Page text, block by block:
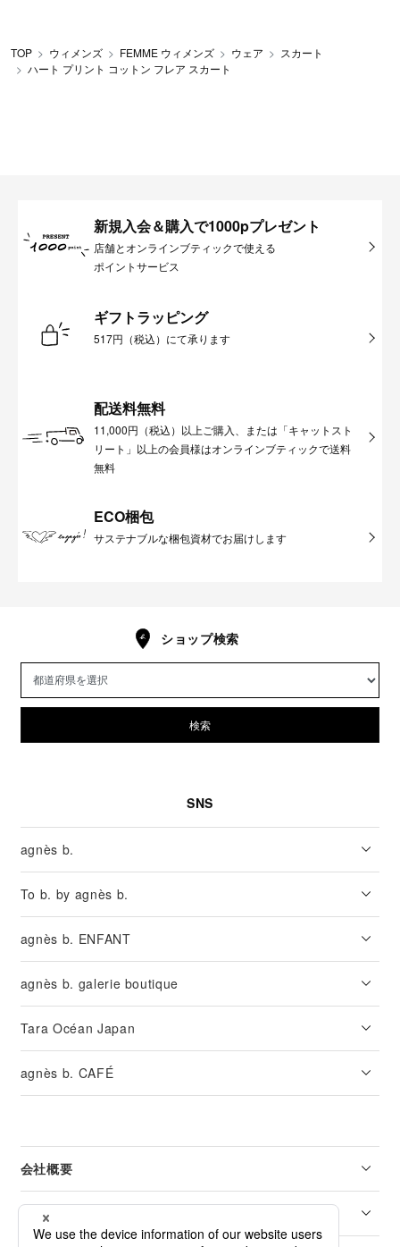
TOP ウィメンズ FEMME ウィメンズ ウェア
スカート
ハート プリント コットン フレア スカート
新規入会＆購入で1000pプレゼント
店舗とオンラインブティックで使える
ポイントサービス
ギフトラッピング
517円（税込）にて承ります
配送料無料
11,000円（税込）以上ご購入、または「キャットスト
リート」以上の会員様はオンラインブティックで送料
無料
ECO梱包
サステナブルな梱包資材でお届けします
ショップ検索
検索
SNS
agnès b.
To b. by agnès b.
agnès b. ENFANT
agnès b. galerie boutique
Tara Océan Japan
agnès b. CAFÉ
会社概要
リーガル